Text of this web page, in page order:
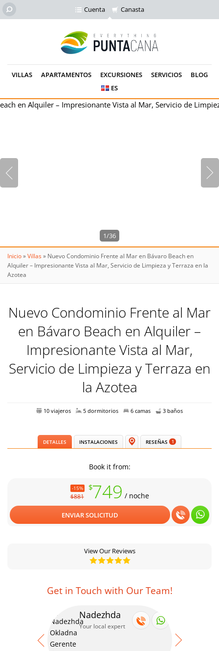
Cuenta Canasta
VILLAS APARTAMENTOS EXCURSIONES SERVICIOS
BLOG
ES
1/36
Inicio»Villas» Nuevo Condominio Frente al Mar en Bávaro Beach en
Alquiler – Impresionante Vista al Mar, Servicio de Limpieza y Terraza en la
Azotea
Nuevo Condominio Frente al Mar
en Bávaro Beach en Alquiler –
Impresionante Vista al Mar,
Servicio de Limpieza y Terraza en
la Azotea
10 viajeros 5 dormitorios 6 camas 3 baños
DETALLES INSTALACIONES RESEÑAS 1
Book it from:
-15%
$881
$749 / noche
ENVIAR SOLICITUD
View Our Reviews
Get in Touch with Our Team!
Nadezhda
Your local expert